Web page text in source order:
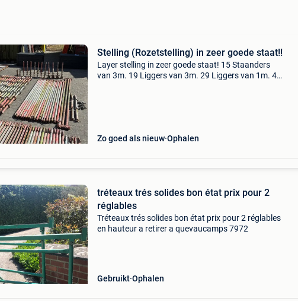
Stelling (Rozetstelling) in zeer goede staat!!
Layer stelling in zeer goede staat! 15 Staanders
van 3m. 19 Liggers van 3m. 29 Liggers van 1m. 4
Zo goed als nieuw Ophalen
tréteaux trés solides bon état prix pour 2
réglables
Tréteaux trés solides bon état prix pour 2 réglables
en hauteur a retirer a quevaucamps 7972
Gebruikt Ophalen